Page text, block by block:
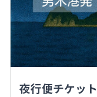
夜行便チケット